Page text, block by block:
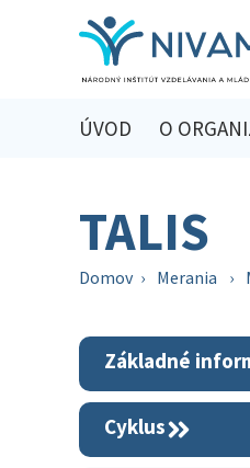
ÚVOD O
TALIS
Domov › Merania ›
Základné
Cyklus